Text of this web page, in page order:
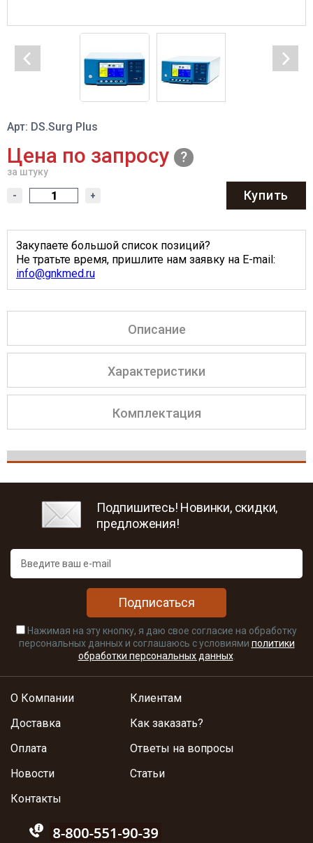
Арт: DS.Surg Plus
Цена по запросу
за штуку
- + Купить
Закупаете большой список позиций?
Не тратьте время, пришлите нам заявку на E-mail:
info@gnkmed.ru
Описание
Характеристики
Комплектация
Подпишитесь! Новинки, скидки,
предложения!
Подписаться
Нажимая на эту кнопку, я даю свое согласие на обработку
персональных данных и соглашаюсь с условиями политики
обработки персональных данных.
О Компании
Доставка
Оплата
Новости
Клиентам
Как заказать?
Ответы на вопросы
Статьи
Контакты
88005555550